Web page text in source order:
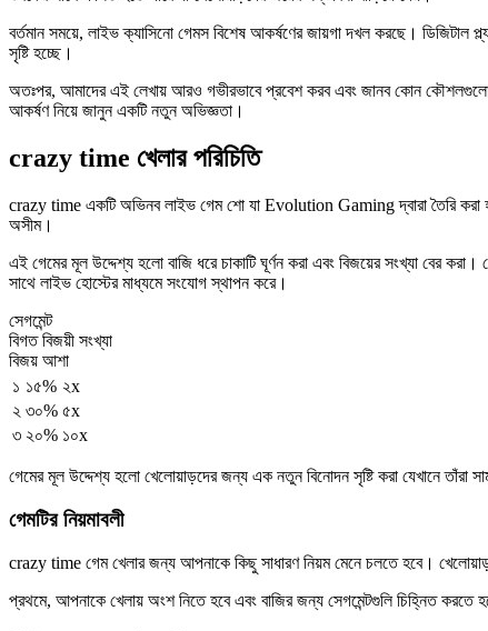
বর্তমান সময়ে, লাইভ ক্যাসিনো গেমস বিশেষ আকর্ষণের জায়গা দখল করছে। ডিজিটাল
সৃষ্টি হচ্ছে।
অতঃপর, আমাদের এই লেখায় আরও গভীরভাবে প্রবেশ করব এবং জানব কোন
আকর্ষণ নিয়ে জানুন একটি নতুন অভিজ্ঞতা।
crazy time খেলার পরিচিতি
crazy time একটি অভিনব লাইভ গেম শো যা Evolution Gaming দ্বারা তৈরি করা
অসীম।
এই গেমের মূল উদ্দেশ্য হলো বাজি ধরে চাকাটি ঘূর্ণন করা এবং বিজয়ের সংখ্যা বের
সাথে লাইভ হোস্টের মাধ্যমে সংযোগ স্থাপন করে।
সেগমেন্ট
বিগত বিজয়ী সংখ্যা
বিজয় আশা
১ ১৫% ২x
২ ৩০% ৫x
৩ ২০% ১০x
গেমের মূল উদ্দেশ্য হলো খেলোয়াড়দের জন্য এক নতুন বিনোদন সৃষ্টি করা যেখানে তাঁরা
গেমটির নিয়মাবলী
crazy time গেম খেলার জন্য আপনাকে কিছু সাধারণ নিয়ম মেনে চলতে হবে।
প্রথমে, আপনাকে খেলায় অংশ নিতে হবে এবং বাজির জন্য সেগমেন্টগুলি চিহ্নিত করতে